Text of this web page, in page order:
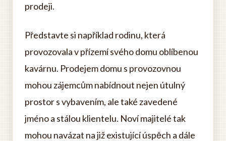
prodeji.
Představte si například rodinu, která
provozovala v přízemí svého domu oblíbenou
kavárnu. Prodejem domu s provozovnou
mohou zájemcům nabídnout nejen útulný
prostor s vybavením, ale také zavedené
jméno a stálou klientelu. Noví majitelé tak
mohou navázat na již existující úspěch a dále